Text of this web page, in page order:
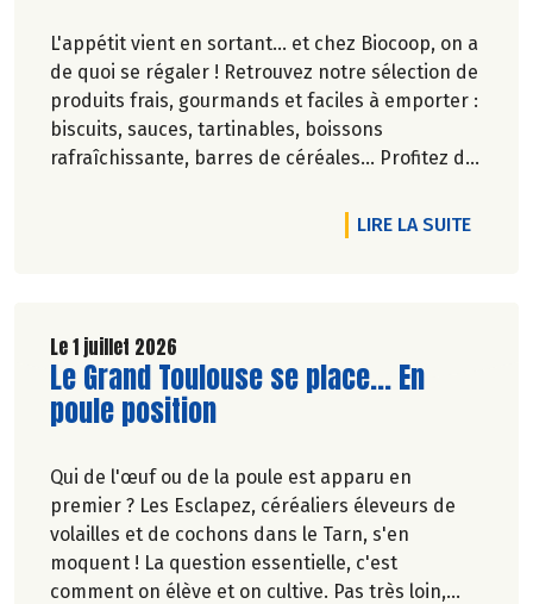
L'appétit vient en sortant... et chez Biocoop, on a
de quoi se régaler ! Retrouvez notre sélection de
produits frais, gourmands et faciles à emporter :
biscuits, sauces, tartinables, boissons
rafraîchissante, barres de céréales... Profitez de
LIRE LA SUITEDE
Le 1 juillet 2026
Lire la suite de l'article
Le Grand Toulouse se place... En
poule position
Qui de l'œuf ou de la poule est apparu en
premier ? Les Esclapez, céréaliers éleveurs de
volailles et de cochons dans le Tarn, s'en
moquent ! La question essentielle, c'est
comment on élève et on cultive. Pas très loin,